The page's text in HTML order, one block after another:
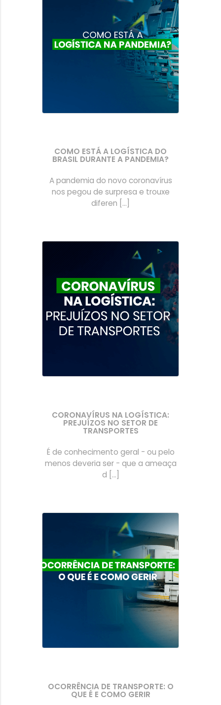
COMO ESTÁ A LOGÍSTICA DO
BRASIL DURANTE A PANDEMIA?
A pandemia do novo coronavírus
nos pegou de surpresa e trouxe
diferen [...]
CORONAVÍRUS NA LOGÍSTICA:
PREJUÍZOS NO SETOR DE
TRANSPORTES
É de conhecimento geral - ou pelo
menos deveria ser - que a ameaça
d [...]
OCORRÊNCIA DE TRANSPORTE: O
QUE É E COMO GERIR